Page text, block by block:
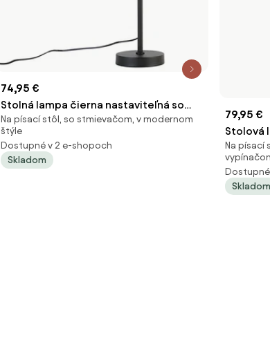
74,95 €
Stolná lampa čierna nastaviteľná so
svetlosivým tienidlom 35 cm - Parte
Na písací stôl, so stmievačom, v modernom
štýle
Dostupné v 2 e-shopoch
Skladom
79,95 €
Stolová
ľanovým
Na písací
Skladom